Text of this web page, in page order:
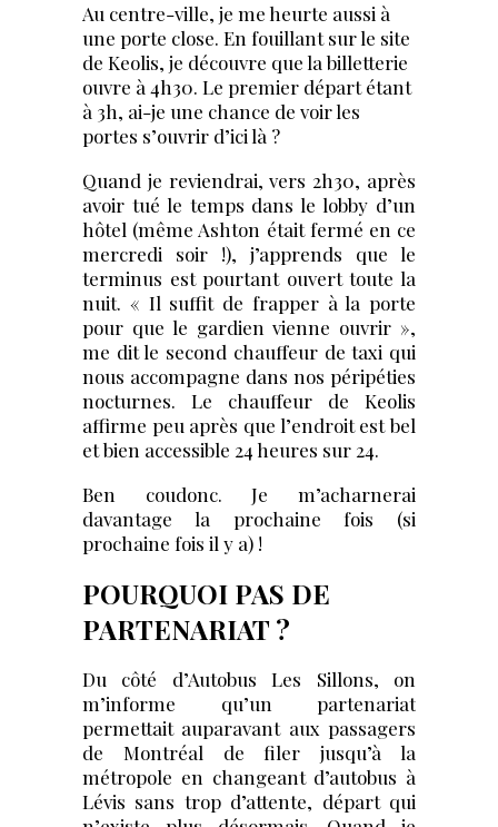
Au centre-ville, je me heurte aussi à
une porte close. En fouillant sur le site
de Keolis, je découvre que la billetterie
ouvre à 4h30. Le premier départ étant
à 3h, ai-je une chance de voir les
portes s’ouvrir d’ici là ?
Quand je reviendrai, vers 2h30, après
avoir tué le temps dans le lobby d’un
hôtel (même Ashton était fermé en ce
mercredi soir !), j’apprends que le
terminus est pourtant ouvert toute la
nuit. « Il suffit de frapper à la porte
pour que le gardien vienne ouvrir »,
me dit le second chauffeur de taxi qui
nous accompagne dans nos péripéties
nocturnes. Le chauffeur de Keolis
affirme peu après que l’endroit est bel
et bien accessible 24 heures sur 24.
Ben coudonc. Je m’acharnerai
davantage la prochaine fois (si
prochaine fois il y a) !
POURQUOI PAS DE
PARTENARIAT ?
Du côté d’Autobus Les Sillons, on
m’informe qu’un partenariat
permettait auparavant aux passagers
de Montréal de filer jusqu’à la
métropole en changeant d’autobus à
Lévis sans trop d’attente, départ qui